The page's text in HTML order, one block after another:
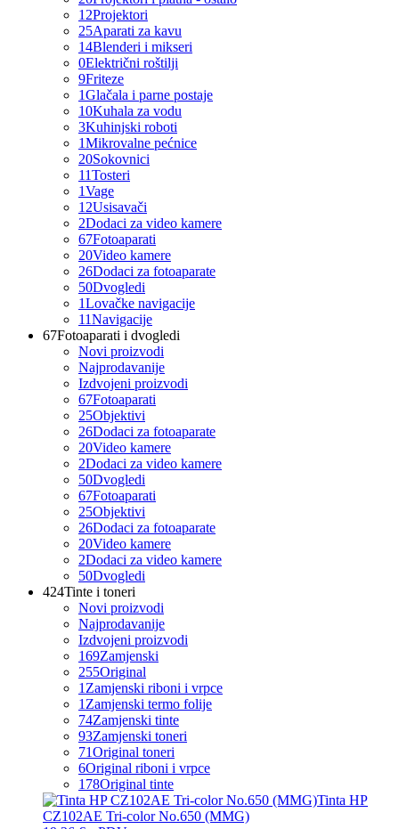
12Projektori
25Aparati za kavu
14Blenderi i mikseri
0Električni roštilji
9Friteze
1Glačala i parne postaje
10Kuhala za vodu
3Kuhinjski roboti
1Mikrovalne pećnice
20Sokovnici
11Tosteri
1Vage
12Usisavači
2Dodaci za video kamere
67Fotoaparati
20Video kamere
26Dodaci za fotoaparate
50Dvogledi
1Lovačke navigacije
11Navigacije
67Fotoaparati i dvogledi
Novi proizvodi
Najprodavanije
Izdvojeni proizvodi
67Fotoaparati
25Objektivi
26Dodaci za fotoaparate
20Video kamere
2Dodaci za video kamere
50Dvogledi
67Fotoaparati
25Objektivi
26Dodaci za fotoaparate
20Video kamere
2Dodaci za video kamere
50Dvogledi
424Tinte i toneri
Novi proizvodi
Najprodavanije
Izdvojeni proizvodi
169Zamjenski
255Original
1 Zamjenski riboni i vrpce
1 Zamjenski termo folije
74Zamjenski tinte
93Zamjenski toneri
71Original toneri
6Original riboni i vrpce
178Original tinte
Tinta HP
CZ102AE Tri-color No.650 (MMG)